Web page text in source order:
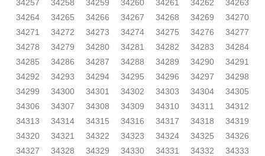
34257
34258 34259 34260 34261 34262
34263
34264
34265 34266 34267 34268 34269
34270
34271
34272 34273 34274 34275 34276
34277
34278
34279 34280 34281 34282 34283
34284
34285
34286 34287 34288 34289 34290
34291
34292
34293 34294 34295 34296 34297
34298
34299
34300 34301 34302 34303 34304
34305
34306
34307 34308 34309 34310 34311
34312
34313
34314 34315 34316 34317 34318
34319
34320
34321 34322 34323 34324 34325
34326
34327
34328 34329 34330 34331 34332
34333